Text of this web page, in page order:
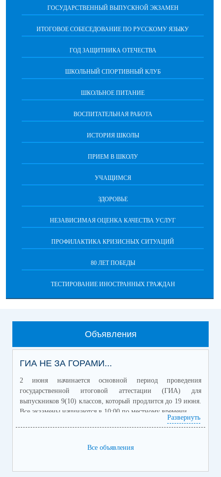
ГОСУДАРСТВЕННЫЙ ВЫПУСКНОЙ ЭКЗАМЕН
ИТОГОВОЕ СОБЕСЕДОВАНИЕ ПО РУССКОМУ ЯЗЫКУ
ГОД ЗАЩИТНИКА ОТЕЧЕСТВА
ШКОЛЬНЫЙ СПОРТИВНЫЙ КЛУБ
ШКОЛЬНОЕ ПИТАНИЕ
ВОСПИТАТЕЛЬНАЯ РАБОТА
ИСТОРИЯ ШКОЛЫ
ПРИЕМ В ШКОЛУ
УЧАЩИМСЯ
ЗДОРОВЬЕ
НЕЗАВИСИМАЯ ОЦЕНКА КАЧЕСТВА УСЛУГ
ПРОФИЛАКТИКА КРИЗИСНЫХ СИТУАЦИЙ
80 ЛЕТ ПОБЕДЫ
ТЕСТИРОВАНИЕ ИНОСТРАННЫХ ГРАЖДАН
Объявления
ГИА НЕ ЗА ГОРАМИ...
2 июня начинается основной период проведения
государственной итоговой аттестации (ГИА) для
выпускников 9(10) классов, который продлится до 19 июня.
Все экзамены начинаются в 10:00 по местному времени.
Для получения аттестата об основном общем образовании
здоровья, дети-инвалиды и инвалиды для получения
Развернуть
Все объявления